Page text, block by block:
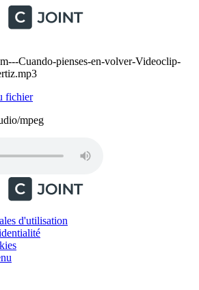
Cuando-pienses-en-volver-Videoclip-
fichier
mpeg
d'utilisation